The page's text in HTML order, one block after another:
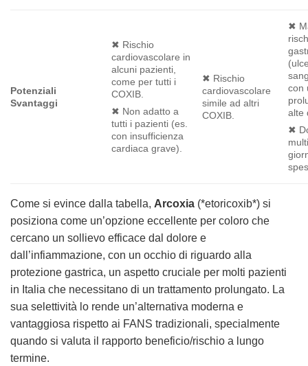
Potenziali
Svantaggi
✖ Rischio
cardiovascolare in
alcuni pazienti,
come per tutti i
COXIB.
✖ Non adatto a
tutti i pazienti (es.
con insufficienza
cardiaca grave).
✖ Rischio
cardiovascolare
simile ad altri
COXIB.
✖
con
alte
✖
Come si evince dalla tabella, Arcoxia (*etoricoxib*) si
posiziona come un’opzione eccellente per coloro che
cercano un sollievo efficace dal dolore e
dall’infiammazione, con un occhio di riguardo alla
protezione gastrica, un aspetto cruciale per molti pazienti
in Italia che necessitano di un trattamento prolungato. La
sua selettività lo rende un’alternativa moderna e
vantaggiosa rispetto ai FANS tradizionali, specialmente
quando si valuta il rapporto beneficio/rischio a lungo
termine.